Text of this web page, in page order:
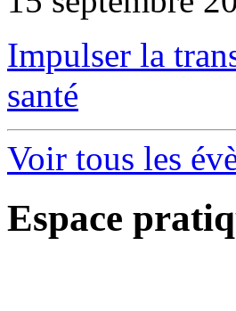
Impulser la
santé
Voir tous les
Espace